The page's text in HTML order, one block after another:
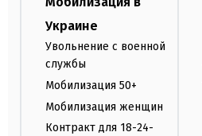
Украине
Увольнение с военной
службы
Мобилизация 50+
Мобилизация женщин
Контракт для 18-24-